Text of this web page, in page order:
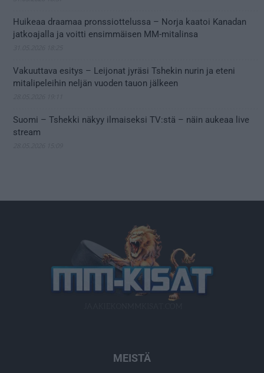
Huikeaa draamaa pronssiottelussa – Norja kaatoi Kanadan
jatkoajalla ja voitti ensimmäisen MM-mitalinsa
Vakuuttava esitys – Leijonat jyräsi Tshekin nurin ja eteni
mitalipeleihin neljän vuoden tauon jälkeen
Suomi – Tshekki näkyy ilmaiseksi TV:stä – näin aukeaa live
stream
MEISTÄ